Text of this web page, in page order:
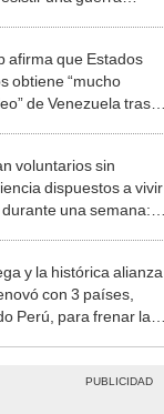
afirma que Estados
obtiene “mucho
de Venezuela tras la
voluntarios sin
dispuestos a vivir
una semana:
por 2 horas
y la histórica alianza
con 3 países,
Perú, para frenar la